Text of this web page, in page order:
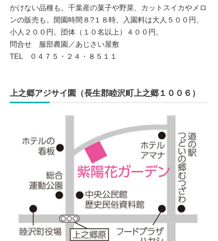
かけない品種も。千葉産の菓子や野菜、カットスイカやメロ
ンの販売も。開園時間８?１８時。入園料は大人５００円、
小人２００円。団体（１０名以上）４００円。
問合せ 服部農園／あじさい屋敷
TEL ０４７５・２４・８５１１
上之郷アジサイ園 （長生郡睦沢町上之郷１００６）